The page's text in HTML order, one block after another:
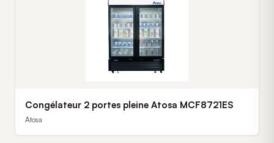
Congélateur 2 portes pleine Atosa MCF8721ES
Atosa